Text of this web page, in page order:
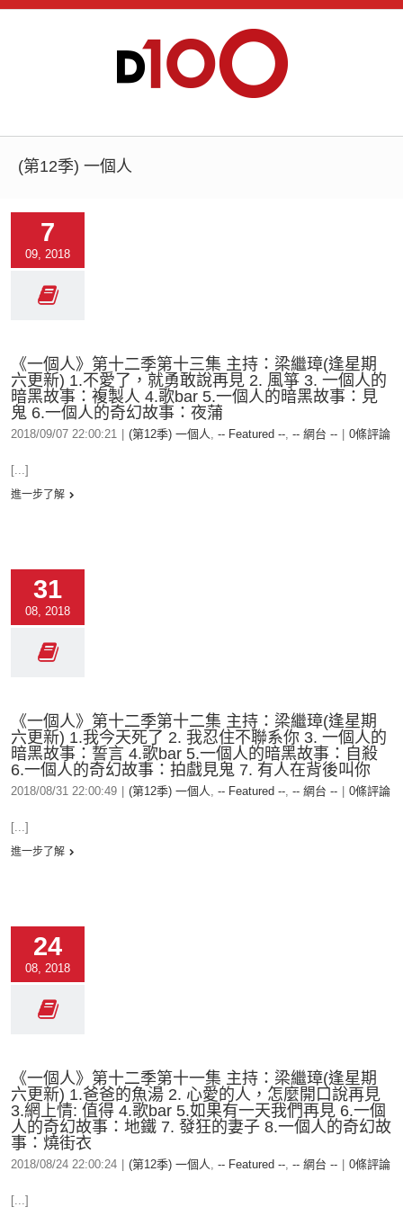
(第12季) 一個人
7
09, 2018
《一個人》第十二季第十三集 主持：梁繼璋(逢星期
六更新) 1.不愛了，就勇敢說再見 2. 風箏 3. 一個人的
暗黑故事：複製人 4.歌bar 5.一個人的暗黑故事：見
鬼 6.一個人的奇幻故事：夜蒲
2018/09/07 22:00:21 (第12季) 一個人, -- Featured --, -- 網台 -- 0條評論
[...]
進一步了解
31
08, 2018
《一個人》第十二季第十二集 主持：梁繼璋(逢星期
六更新) 1.我今天死了 2. 我忍住不聯系你 3. 一個人的
暗黑故事：誓言 4.歌bar 5.一個人的暗黑故事：自殺
6.一個人的奇幻故事：拍戲見鬼 7. 有人在背後叫你
2018/08/31 22:00:49 (第12季) 一個人, -- Featured --, -- 網台 -- 0條評論
[...]
進一步了解
24
08, 2018
《一個人》第十二季第十一集 主持：梁繼璋(逢星期
六更新) 1.爸爸的魚湯 2. 心愛的人，怎麼開口說再見
3.網上情: 值得 4.歌bar 5.如果有一天我們再見 6.一個
人的奇幻故事：地鐵 7. 發狂的妻子 8.一個人的奇幻故
事：燒街衣
2018/08/24 22:00:24 (第12季) 一個人, -- Featured --, -- 網台 -- 0條評論
[...]